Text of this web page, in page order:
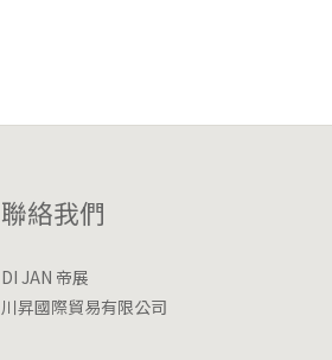
聯絡我們
DI JAN 帝展
川昇國際貿易有限公司